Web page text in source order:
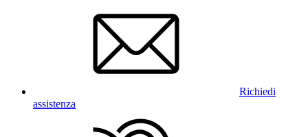
Richiedi
assistenza